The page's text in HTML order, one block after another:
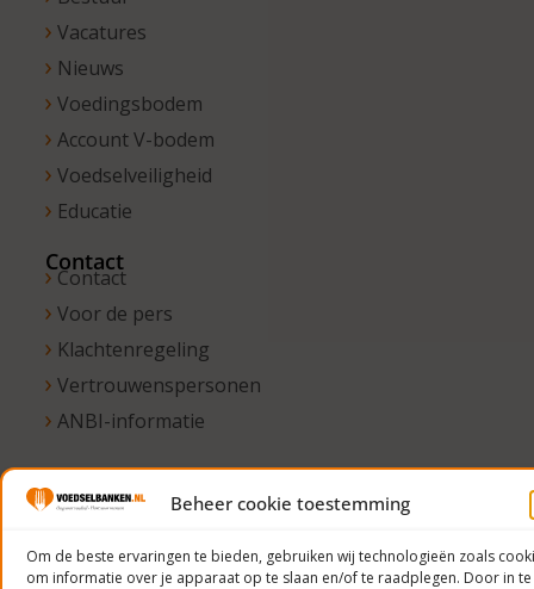
Beheer cookie toestemming
Om de beste ervaringen te bieden, gebruiken wij technologieën zoals
om informatie over je apparaat op te slaan en/of te raadplegen. Door in te
Vacatures
Nieuws
Voedingsbodem
Account V-bodem
Voedselveiligheid
Educatie
Contact
Contact
Voor de pers
Klachtenregeling
Vertrouwenspersonen
ANBI-informatie
Voedselbanken